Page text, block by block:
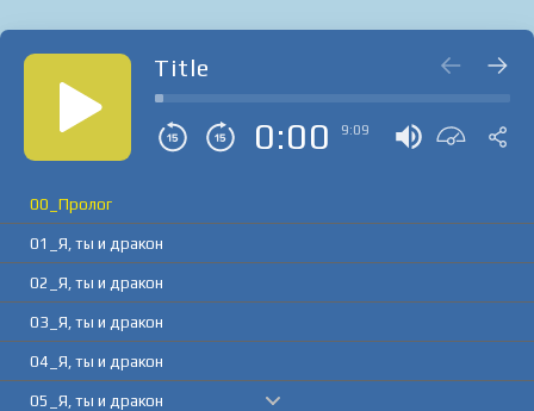
Title
0:00 9:09
00_Пролог
01_Я, ты и дракон
02_Я, ты и дракон
03_Я, ты и дракон
04_Я, ты и дракон
05_Я, ты и дракон